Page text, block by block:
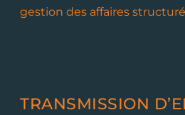
gestion des affaires
TRANSMISSION